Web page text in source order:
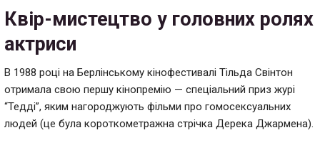
Квір-мистецтво у головних ролях
актриси
В 1988 році на Берлінському кінофестивалі Тільда Свінтон
отримала свою першу кінопремію — спеціальний приз журі
“Тедді”, яким нагороджують фільми про гомосексуальних
людей (це була короткометражна стрічка Дерека Джармена).